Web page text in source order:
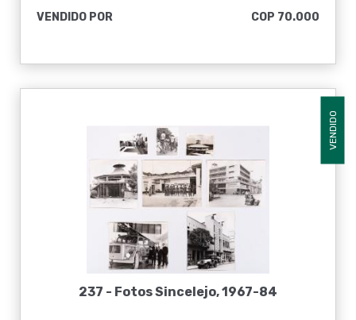
VENDIDO POR
COP 70.000
VENDIDO
237 - Fotos Sincelejo, 1967-84